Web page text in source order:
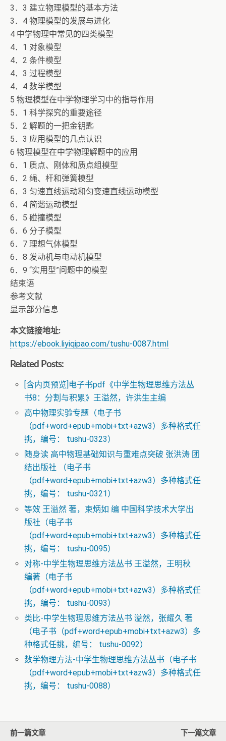
3．3 建立物理模型的基本方法
3．4 物理模型的发展与进化
4 中学物理中常见的四类模型
4．1 对象模型
4．2 条件模型
4．3 过程模型
4．4 数学模型
5 物理模型在中学物理学习中的指导作用
5．1 科学探究的重要途径
5．2 解题的一把金钥匙
5．3 应用模型的几点认识
6 物理模型在中学物理解题中的应用
6．1 质点、刚体和质点组模型
6．2 绳、杆和弹簧模型
6．3 匀速直线运动和匀变速直线运动模型
6．4 简谐运动模型
6．5 碰撞模型
6．6 分子模型
6．7 理想气体模型
6．8 发动机与电动机模型
6．9 “实用型”问题中的模型
结束语
参考文献
显示部分信息
本文链接地址:
https://ebook.liyiqipao.com/tushu-0087.html
Related Posts:
[含内页预览]电子书pdf《中学生物理思维方法丛
书8：分割与积累》王溢然，许洪生主编
高中物理实验专题（电子书
（pdf+word+epub+mobi+txt+azw3）多种格式任
挑，编号： tushu-0323）
随身读 高中物理基础知识与重难点突破 张洪涛 团
结出版社 （电子书
（pdf+word+epub+mobi+txt+azw3）多种格式任
挑，编号： tushu-0321）
等效 王溢然 著，束炳如 编 中国科学技术大学出
版社（电子书
（pdf+word+epub+mobi+txt+azw3）多种格式任
挑，编号： tushu-0095）
对称-中学生物理思维方法丛书 王溢然，王明秋
编著（电子书
（pdf+word+epub+mobi+txt+azw3）多种格式任
挑，编号： tushu-0093）
类比-中学生物理思维方法丛书 溢然，张耀久 著
（电子书（pdf+word+epub+mobi+txt+azw3）多
种格式任挑，编号： tushu-0092）
数学物理方法-中学生物理思维方法丛书（电子书
（pdf+word+epub+mobi+txt+azw3）多种格式任
挑，编号： tushu-0088）
前一篇文章 下一篇文章